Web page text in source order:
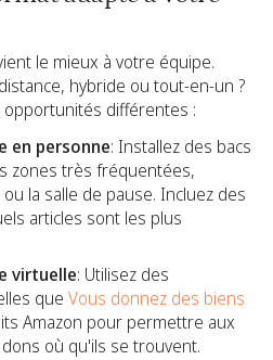
le mieux à votre équipe.
hybride ou tout-en-un ?
différentes :
en personne: Installez des bacs
zones très fréquentées,
la salle de pause. Incluez des
articles sont les plus
virtuelle: Utilisez des
que Vous donnez des biens
Amazon pour permettre aux
où qu'ils se trouvent.